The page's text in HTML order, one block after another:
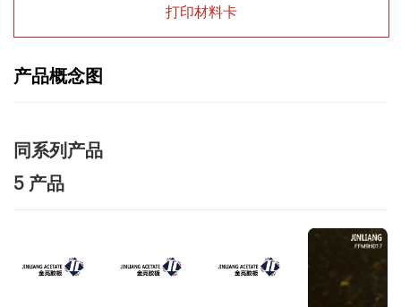
打印材料卡
产品概念图
同系列产品
5 产品